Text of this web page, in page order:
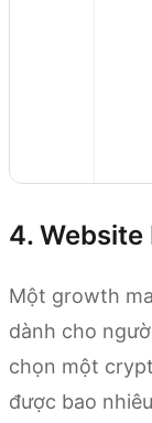
4.
Một growth
dành cho
chọn một
được bao